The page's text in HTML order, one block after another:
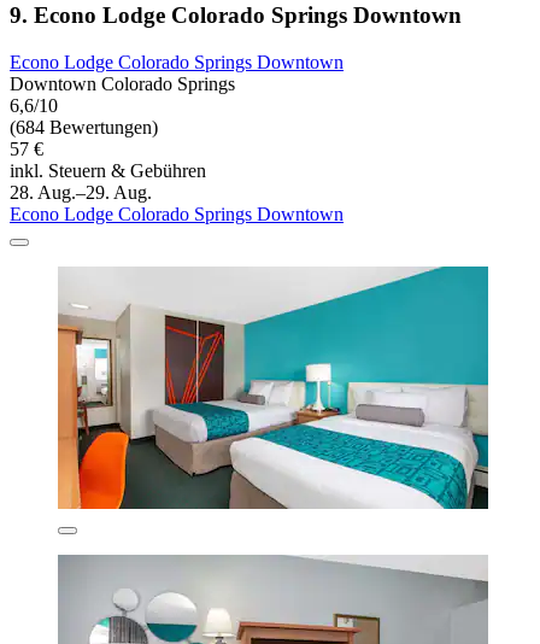
9. Econo Lodge Colorado Springs Downtown
Econo Lodge Colorado Springs Downtown
Downtown Colorado Springs
6,6/10
(684 Bewertungen)
57 €
inkl. Steuern & Gebühren
28. Aug.–29. Aug.
Econo Lodge Colorado Springs Downtown